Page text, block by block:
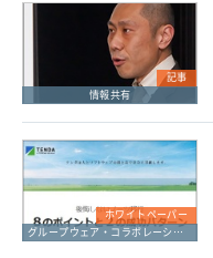
記事
情報共有
ホワイトペーパー
グループウェア・コラボレーション